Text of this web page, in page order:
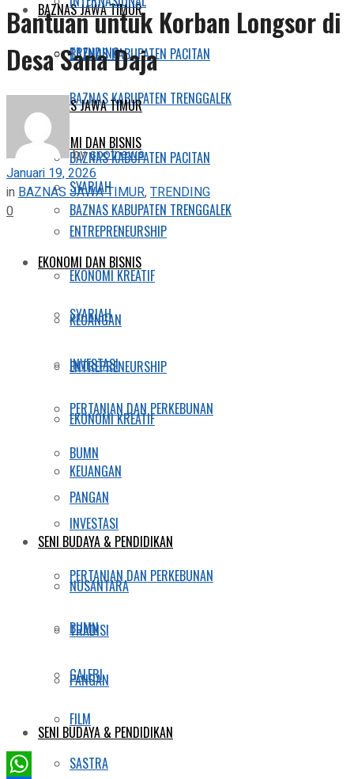
BAZNAS JAWA TIMUR
BAZNAS KABUPATEN PACITAN
BAZNAS KABUPATEN TRENGGALEK
EKONOMI DAN BISNIS
SYARIAH
ENTREPRENEURSHIP
EKONOMI KREATIF
KEUANGAN
INVESTASI
PERTANIAN DAN PERKEBUNAN
BUMN
PANGAN
SENI BUDAYA & PENDIDIKAN
NUSANTARA
TRADISI
GALERI
FILM
SASTRA
TRENDING
BAZNAS JAWA TIMUR
BAZNAS KABUPATEN PACITAN
BAZNAS KABUPATEN TRENGGALEK
EKONOMI DAN BISNIS
SYARIAH
ENTREPRENEURSHIP
EKONOMI KREATIF
KEUANGAN
INVESTASI
PERTANIAN DAN PERKEBUNAN
BUMN
PANGAN
SENI BUDAYA & PENDIDIKAN
Bantuan untuk Korban Longsor di
Desa Sana Daja
byspotnews
Januari 19, 2026
inBAZNAS JAWA TIMUR,TRENDING
0